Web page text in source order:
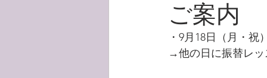
ご案内
・9月18日（月・祝
→他の日に振替レ